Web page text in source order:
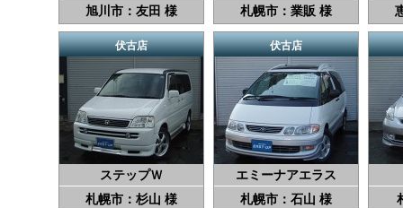
旭川市：友田 様
札幌市：業販 様
伏古店
ステップＷ
札幌市：杉山 様
伏古店
エミーナアエラス
札幌市：石山 様